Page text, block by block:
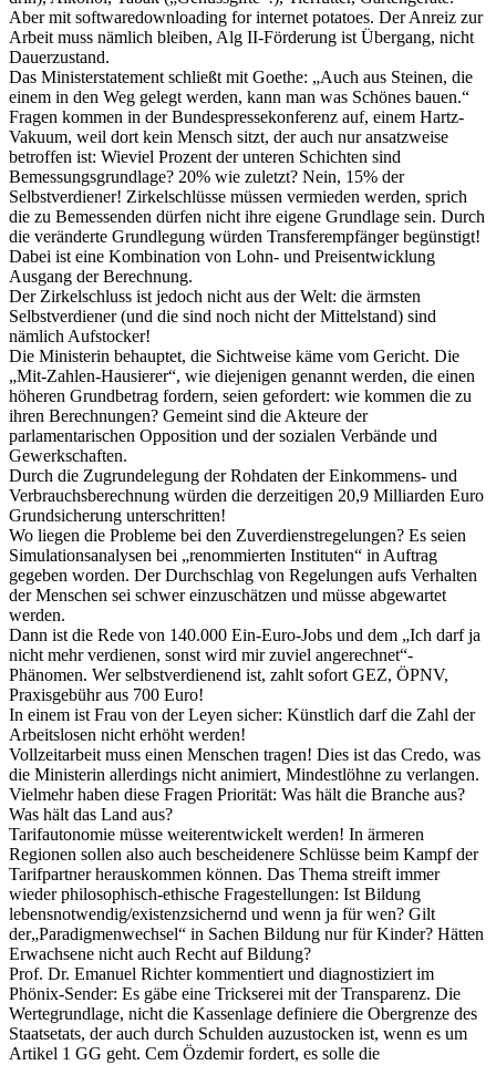
Aber mit softwaredownloading for internet potatoes. Der Anreiz zur
Arbeit muss nämlich bleiben, Alg II-Förderung ist Übergang, nicht
Dauerzustand.
Das Ministerstatement schließt mit Goethe: „Auch aus Steinen, die
einem in den Weg gelegt werden, kann man was Schönes bauen.“
Fragen kommen in der Bundespressekonferenz auf, einem Hartz-
Vakuum, weil dort kein Mensch sitzt, der auch nur ansatzweise
betroffen ist: Wieviel Prozent der unteren Schichten sind
Bemessungsgrundlage? 20% wie zuletzt? Nein, 15% der
Selbstverdiener! Zirkelschlüsse müssen vermieden werden, sprich
die zu Bemessenden dürfen nicht ihre eigene Grundlage sein. Durch
die veränderte Grundlegung würden Transferempfänger begünstigt!
Dabei ist eine Kombination von Lohn- und Preisentwicklung
Ausgang der Berechnung.
Der Zirkelschluss ist jedoch nicht aus der Welt: die ärmsten
Selbstverdiener (und die sind noch nicht der Mittelstand) sind
nämlich Aufstocker!
Die Ministerin behauptet, die Sichtweise käme vom Gericht. Die
„Mit-Zahlen-Hausierer“, wie diejenigen genannt werden, die einen
höheren Grundbetrag fordern, seien gefordert: wie kommen die zu
ihren Berechnungen? Gemeint sind die Akteure der
parlamentarischen Opposition und der sozialen Verbände und
Gewerkschaften.
Durch die Zugrundelegung der Rohdaten der Einkommens- und
Verbrauchsberechnung würden die derzeitigen 20,9 Milliarden Euro
Grundsicherung unterschritten!
Wo liegen die Probleme bei den Zuverdienstregelungen? Es seien
Simulationsanalysen bei „renommierten Instituten“ in Auftrag
gegeben worden. Der Durchschlag von Regelungen aufs Verhalten
der Menschen sei schwer einzuschätzen und müsse abgewartet
werden.
Dann ist die Rede von 140.000 Ein-Euro-Jobs und dem „Ich darf ja
nicht mehr verdienen, sonst wird mir zuviel angerechnet“-
Phänomen. Wer selbstverdienend ist, zahlt sofort GEZ, ÖPNV,
Praxisgebühr aus 700 Euro!
In einem ist Frau von der Leyen sicher: Künstlich darf die Zahl der
Arbeitslosen nicht erhöht werden!
Vollzeitarbeit muss einen Menschen tragen! Dies ist das Credo, was
die Ministerin allerdings nicht animiert, Mindestlöhne zu verlangen.
Vielmehr haben diese Fragen Priorität: Was hält die Branche aus?
Was hält das Land aus?
Tarifautonomie müsse weiterentwickelt werden! In ärmeren
Regionen sollen also auch bescheidenere Schlüsse beim Kampf der
Tarifpartner herauskommen können. Das Thema streift immer
wieder philosophisch-ethische Fragestellungen: Ist Bildung
lebensnotwendig/existenzsichernd und wenn ja für wen? Gilt
der„Paradigmenwechsel“ in Sachen Bildung nur für Kinder? Hätten
Erwachsene nicht auch Recht auf Bildung?
Prof. Dr. Emanuel Richter kommentiert und diagnostiziert im
Phönix-Sender: Es gäbe eine Trickserei mit der Transparenz. Die
Wertegrundlage, nicht die Kassenlage definiere die Obergrenze des
Staatsetats, der auch durch Schulden auzustocken ist, wenn es um
Artikel 1 GG geht. Cem Özdemir fordert, es solle die